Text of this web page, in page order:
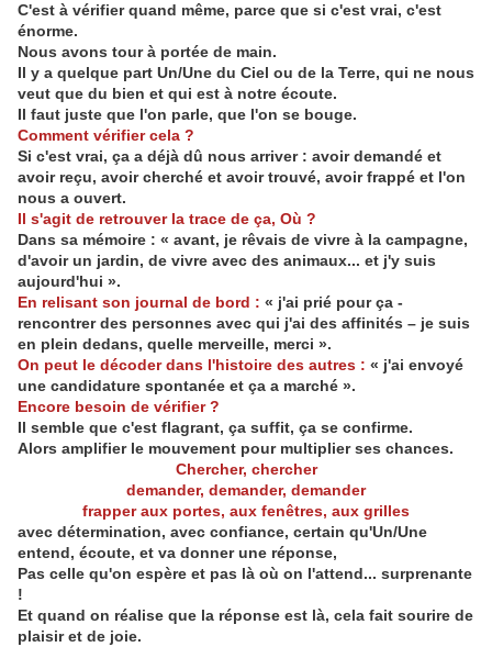
C'est à vérifier quand même, parce que si c'est vrai, c'est
énorme.
Nous avons tour à portée de main.
Il y a quelque part Un/Une du Ciel ou de la Terre, qui ne nous
veut que du bien et qui est à notre écoute.
Il faut juste que l'on parle, que l'on se bouge.
Comment vérifier cela ?
Si c'est vrai, ça a déjà dû nous arriver : avoir demandé et
avoir reçu, avoir cherché et avoir trouvé, avoir frappé et l'on
nous a ouvert.
Il s'agit de retrouver la trace de ça, Où ?
Dans sa mémoire : « avant, je rêvais de vivre à la campagne,
d'avoir un jardin, de vivre avec des animaux... et j'y suis
aujourd'hui ».
En relisant son journal de bord : « j'ai prié pour ça -
rencontrer des personnes avec qui j'ai des affinités – je suis
en plein dedans, quelle merveille, merci ».
On peut le décoder dans l'histoire des autres : « j'ai envoyé
une candidature spontanée et ça a marché ».
Encore besoin de vérifier ?
Il semble que c'est flagrant, ça suffit, ça se confirme.
Alors amplifier le mouvement pour multiplier ses chances.
Chercher, chercher
demander, demander, demander
frapper aux portes, aux fenêtres, aux grilles
avec détermination, avec confiance, certain qu'Un/Une
entend, écoute, et va donner une réponse,
Pas celle qu'on espère et pas là où on l'attend... surprenante
!
Et quand on réalise que la réponse est là, cela fait sourire de
plaisir et de joie.